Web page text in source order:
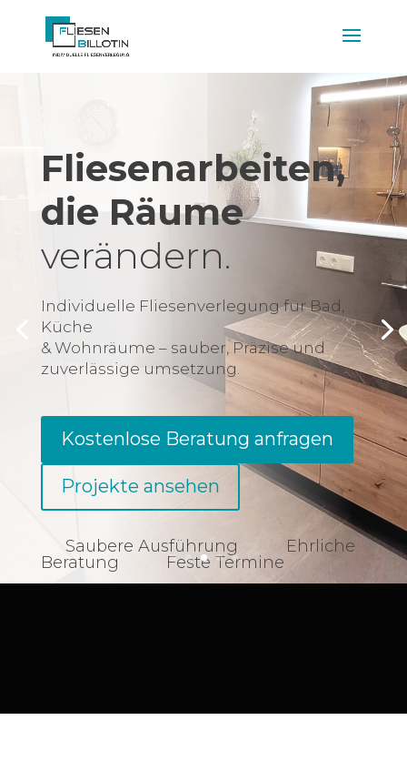
Fliesenarbeiten,
die Räume
verändern.
Individuelle Fliesenverlegung für Bad,
Küche
& Wohnräume – sauber, Präzise und
zuverlässige umsetzung.
Kostenlose Beratung anfragen
Projekte ansehen
Saubere Ausführung
Ehrliche
Beratung
Feste Termine